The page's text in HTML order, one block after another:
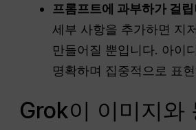
프롬프트에 과부하가 걸
세부 사항을 추가하면 지
만들어질 뿐입니다. 아이
명확하며 집중적으로 표
Grok이 이미지와